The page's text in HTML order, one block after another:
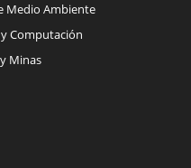
Medio Ambiente
Computación
Minas